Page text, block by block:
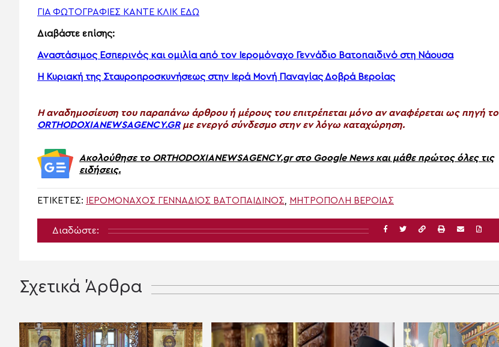
ΓΙΑ ΦΩΤΟΓΡΑΦΙΕΣ ΚΑΝΤΕ ΚΛΙΚ ΕΔΩ
Διαβάστε επίσης:
Αναστάσιμος Εσπερινός και ομιλία από τον Ιερομόναχο Γεννάδιο Βατοπαιδινό στη Νάουσα
Η Κυριακή της Σταυροπροσκυνήσεως στην Ιερά Μονή Παναγίας Δοβρά Βεροίας
H αναδημοσίευση του παραπάνω άρθρου ή μέρους του επιτρέπεται μόνο αν αναφέρεται ως πηγή το
ORTHODOXIANEWSAGENCY.GRμε ενεργό σύνδεσμο στην εν λόγω καταχώρηση.
Ακολούθησε το ORTHODOXIANEWSAGENCY.gr στο Google News και μάθε πρώτος όλες τις
ειδήσεις.
ΕΤΙΚΈΤΕΣ: ΙΕΡΟΜΌΝΑΧΟΣ ΓΕΝΝΆΔΙΟΣ ΒΑΤΟΠΑΙΔΙΝΌΣ, ΜΗΤΡΟΠΟΛΗ ΒΕΡΟΙΑΣ
Διαδώστε:
Σχετικά Άρθρα